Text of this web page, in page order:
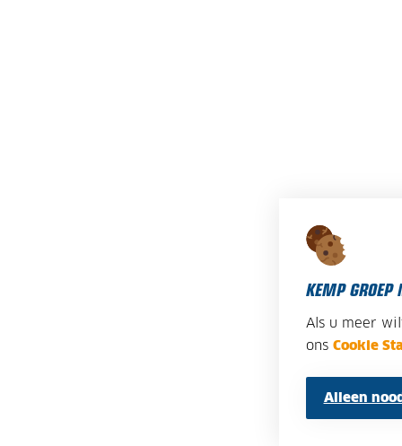
KEMP GROEP
Als u meer
ons Cookie
Alleen